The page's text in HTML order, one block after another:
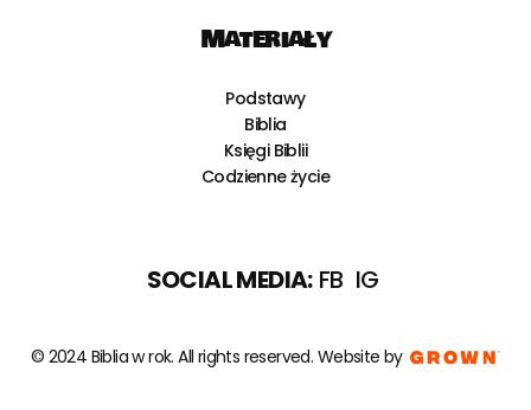
Materiały
Podstawy
Biblia
Księgi Biblii
Codzienne życie
SOCIAL MEDIA: FB IG
© 2024 Biblia w rok. All rights reserved. Website by